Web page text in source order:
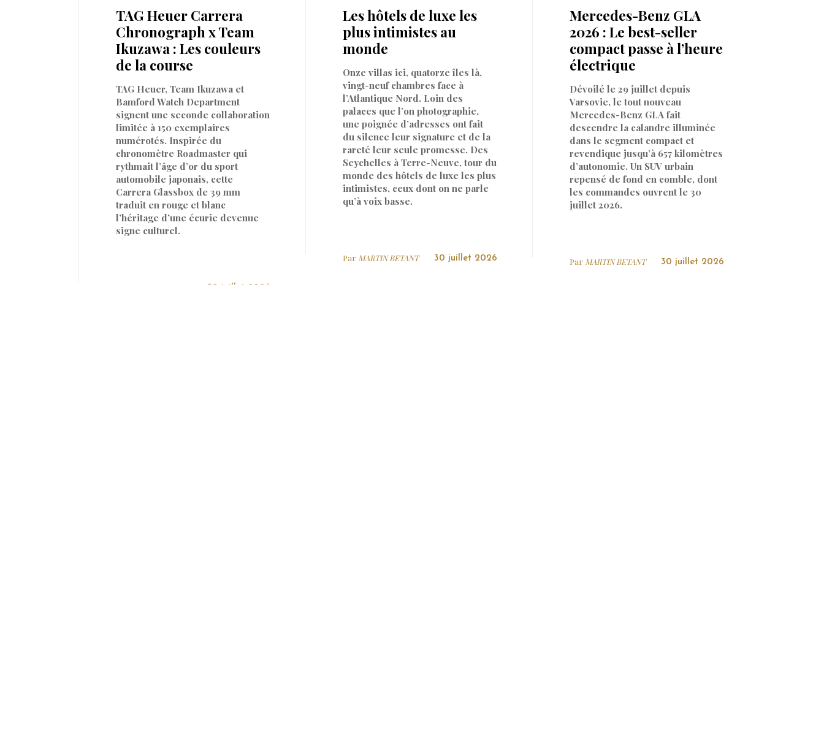
TAG Heuer Carrera
Chronograph x Team
Ikuzawa : Les couleurs
de la course
TAG Heuer, Team Ikuzawa et
Bamford Watch Department
signent une seconde collaboration
limitée à 150 exemplaires
numérotés. Inspirée du
chronomètre Roadmaster qui
rythmait l’âge d’or du sport
automobile japonais, cette
Carrera Glassbox de 39 mm
traduit en rouge et blanc
l’héritage d’une écurie devenue
signe culturel.
30 juillet 2026
Les hôtels de luxe les
plus intimistes au
monde
Onze villas ici, quatorze îles là,
vingt-neuf chambres face à
l’Atlantique Nord. Loin des
palaces que l’on photographie,
une poignée d’adresses ont fait
du silence leur signature et de la
rareté leur seule promesse. Des
Seychelles à Terre-Neuve, tour du
monde des hôtels de luxe les plus
intimistes, ceux dont on ne parle
qu’à voix basse.
Par MARTIN BETANT 30 juillet 2026
Mercedes-Benz GLA
2026 : Le best-seller
compact passe à l’heure
électrique
Dévoilé le 29 juillet depuis
Varsovie, le tout nouveau
Mercedes-Benz GLA fait
descendre la calandre illuminée
dans le segment compact et
revendique jusqu’à 657 kilomètres
d’autonomie. Un SUV urbain
repensé de fond en comble, dont
les commandes ouvrent le 30
juillet 2026.
Par MARTIN BETANT 30 juillet 2026